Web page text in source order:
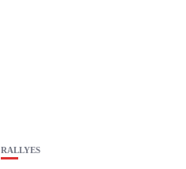
RALLYES